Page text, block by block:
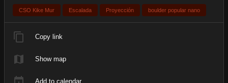
CSO Kike Mur Escalada Proyección boulder popular nano
Copy link
Show map
Add to calendar